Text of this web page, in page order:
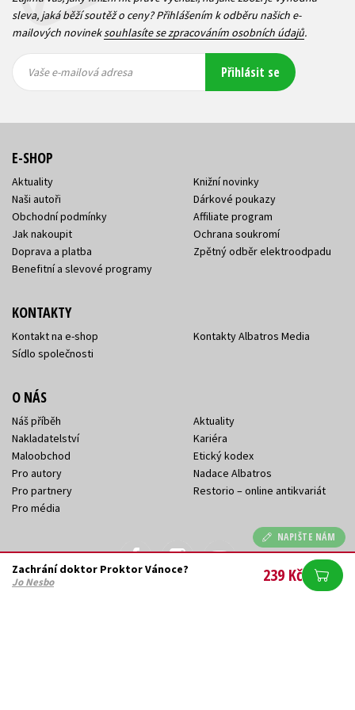
Zachrání doktor Proktor Vánoce?
Jo Nesbo 239 Kč
NAPIŠTE NÁM
sleva, jaká běží soutěž o ceny? Přihlášením k odběru našich e-
mailových novineksouhlasíte se zpracováním osobních údajů.
mailová
mailová
Vaše e-mailová adresa Přihlásit se
E-SHOP
Aktuality
Naši autoři
Obchodní podmínky
Jak nakoupit
Doprava a platba
Benefitní a slevové programy
Knižní novinky
Dárkové poukazy
Affiliate program
Ochrana soukromí
Zpětný odběr elektroodpadu
KONTAKTY
Kontakt na e-shop
Sídlo společnosti
Kontakty Albatros Media
O NÁS
Náš příběh
Nakladatelství
Maloobchod
Pro autory
Pro partnery
Pro média
Aktuality
Kariéra
Etický kodex
Nadace Albatros
Restorio – online antikvariát